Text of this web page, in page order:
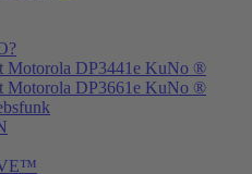
Motorola DP3441e KuNo ®
Motorola DP3661e KuNo ®